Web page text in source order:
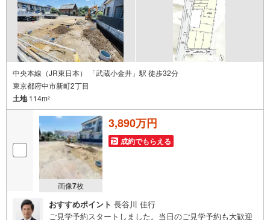
中央本線（JR東日本） 「武蔵小金井」駅 徒歩32分
東京都府中市新町2丁目
土地114m2
画像7枚
3,890万円
成約でもらえる
おすすめポイント 長谷川 佳行
ご見学予約スタートしました。当日のご見学予約も大歓迎